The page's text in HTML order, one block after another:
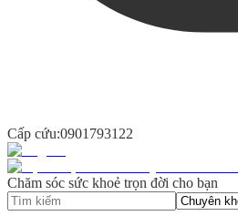
Cấp cứu:0901793122
Chăm sóc sức khoẻ trọn đời cho bạn